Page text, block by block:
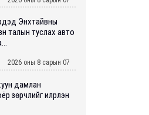
Энхтайвны
талын туслах авто
2026 оны 8 сарын 07
дамлан
зөрчлийг илрүүлэн